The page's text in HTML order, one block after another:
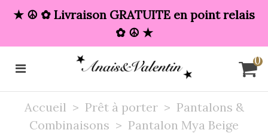
★ ☮︎ ✿ Livraison GRATUITE en point relais
✿ ☮︎ ★
0
Accueil > Prêt à porter > Pantalons &
Combinaisons > Pantalon Mya Beige